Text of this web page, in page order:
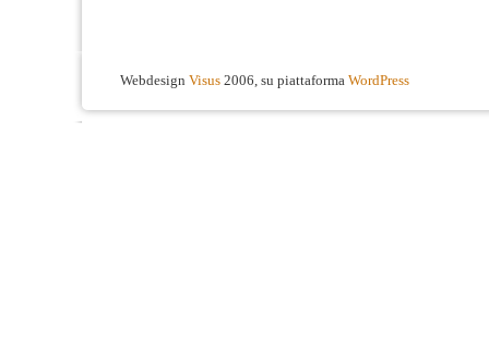
Webdesign Visus 2006, su piattaforma WordPress